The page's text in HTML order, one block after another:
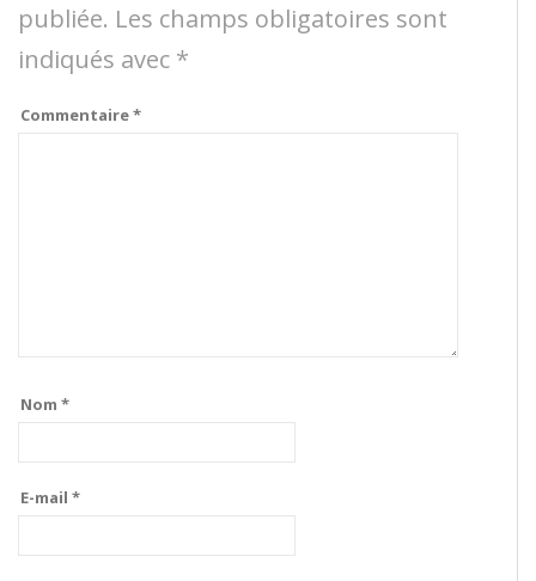
publiée. Les champs obligatoires sont
indiqués avec *
Commentaire*
Nom *
E-mail *